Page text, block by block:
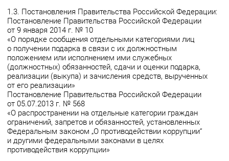
1.3. Постановления Правительства Российской Федерации:
Постановление Правительства Российской Федерации
от 9 января 2014 г. № 10
«О порядке сообщения отдельными категориями лиц
о получении подарка в связи с их должностным
положением или исполнением ими служебных
(должностных) обязанностей, сдачи и оценки подарка,
реализации (выкупа) и зачисления средств, вырученных
от его реализации»
Постановление Правительства Российской Федерации
от 05.07.2013 г. № 568
«О распространении на отдельные категории граждан
ограничений, запретов и обязанностей, установленных
Федеральным законом „О противодействии коррупции“
и другими федеральными законами в целях
противодействия коррупции»